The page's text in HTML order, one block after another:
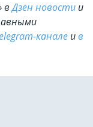
вДзен новости и
канале ив